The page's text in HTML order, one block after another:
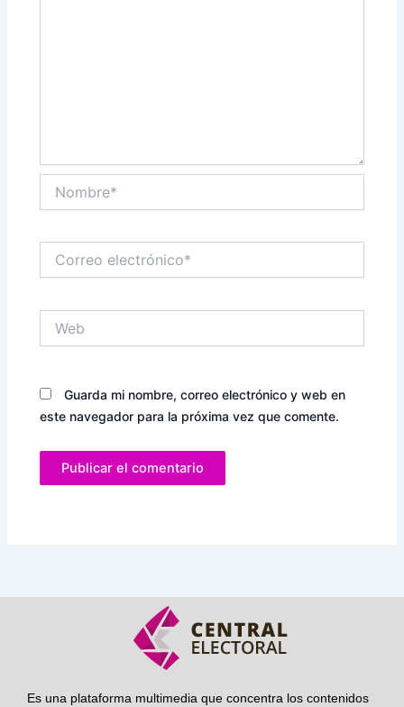
electrónico*
Guarda mi nombre, correo electrónico y web en
este navegador para la próxima vez que comente.
Es una plataforma multimedia que concentra los contenidos